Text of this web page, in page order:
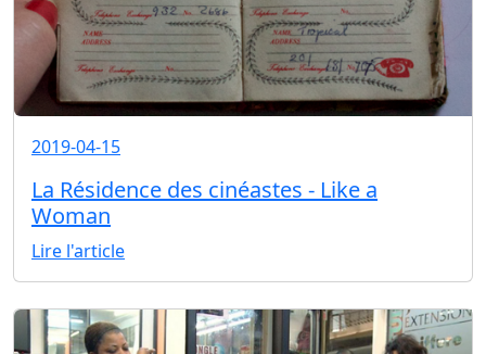
2019-04-15
La Résidence des cinéastes - Like a
Woman
Lire l'article